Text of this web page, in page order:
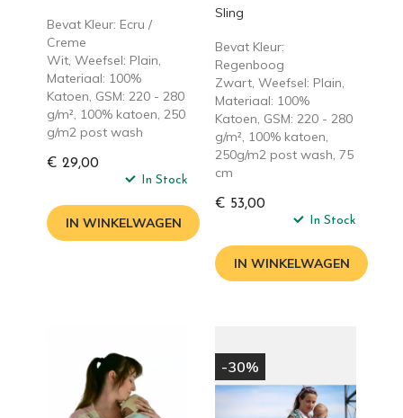
Bevat Kleur: Ecru /
Creme
Wit, Weefsel: Plain,
Materiaal: 100%
Katoen, GSM: 220 - 280
g/m², 100% katoen, 250
g/m2 post wash
€ 29,00
In Stock
IN WINKELWAGEN
Sling
Bevat Kleur:
Regenboog
Zwart, Weefsel: Plain,
Materiaal: 100%
Katoen, GSM: 220 - 280
g/m², 100% katoen,
250g/m2 post wash, 75
cm
€ 53,00
In Stock
IN WINKELWAGEN
-30%